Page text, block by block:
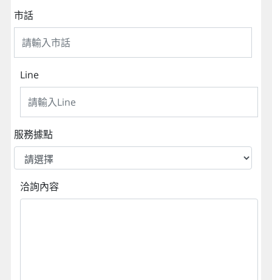
市話
Line
服務據點
洽詢內容